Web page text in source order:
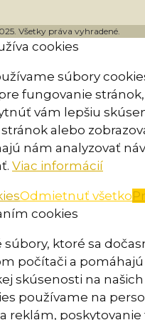
Všetky práva vyhradené.
cookies
súbory
fungovanie
vám lepšiu
alebo
nám analyzovať
Viac informácií
Odmietnuť všetko
cookies
súbory, ktoré sa
počítači a
skúsenosti na našich
používame na
reklám,